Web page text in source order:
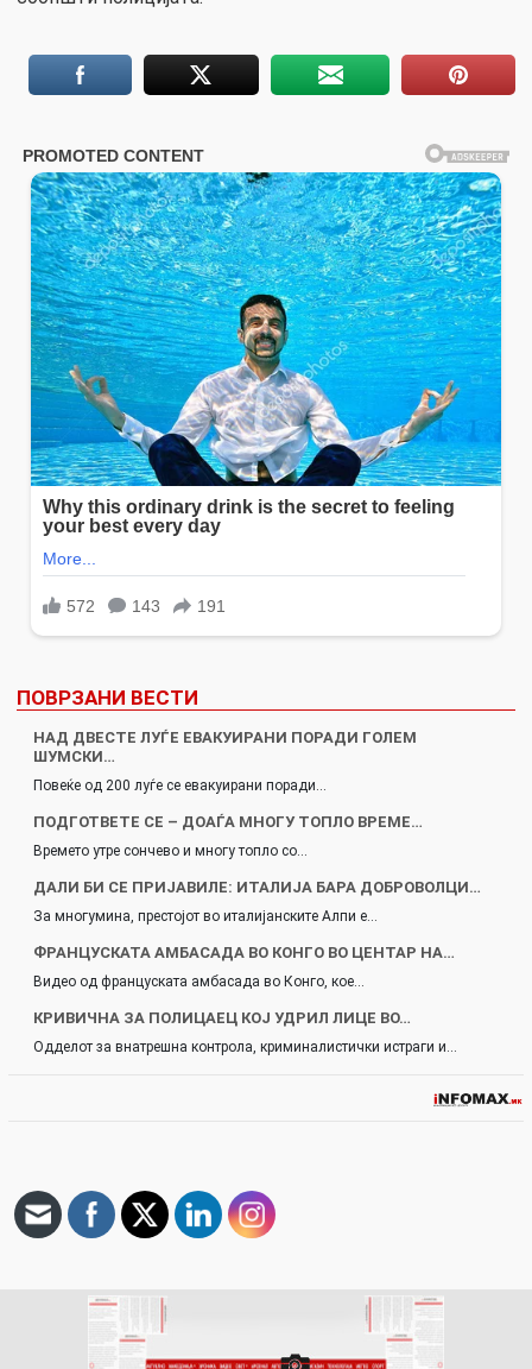
ПОВРЗАНИ ВЕСТИ
НАД ДВЕСТЕ ЛУЃЕ ЕВАКУИРАНИ ПОРАДИ ГОЛЕМ
ШУМСКИ…
Повеќе од 200 луѓе се евакуирани поради…
ПОДГОТВЕТЕ СЕ – ДОАЃА МНОГУ ТОПЛО ВРЕМЕ…
Времето утре сончево и многу топло со…
ДАЛИ БИ СЕ ПРИЈАВИЛЕ: ИТАЛИЈА БАРА ДОБРОВОЛЦИ…
За многумина, престојот во италијанските Алпи е…
ФРАНЦУСКАТА АМБАСАДА ВО КОНГО ВО ЦЕНТАР НА…
Видео од француската амбасада во Конго, кое…
КРИВИЧНА ЗА ПОЛИЦАЕЦ КОЈ УДРИЛ ЛИЦЕ ВО…
Одделот за внатрешна контрола, криминалистички истраги и…